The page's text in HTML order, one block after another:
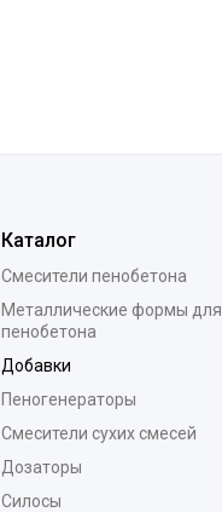
Каталог
Смесители пенобетона
Металлические формы для
пенобетона
Добавки
Пеногенераторы
Смесители сухих смесей
Дозаторы
Силосы